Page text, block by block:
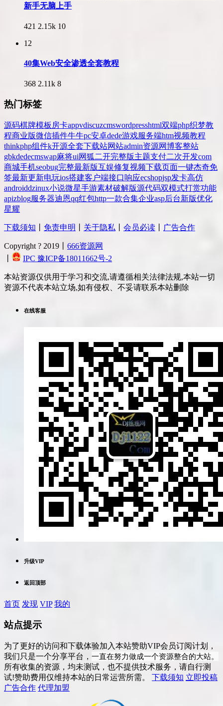
新手无脑上手
421 2.15k 10
12
40集Web安全渗透全套教程
368 2.11k 8
热门标签
源码棋牌模板 房卡appvdiscuzcmswordpresshtml双端php织梦教
程商业版微信插件牛牛pc安卓dede游戏服务端htm视频教程
thinkphp组件k开源全套下载站网站admin资源网博客整站
gbkdedecmswap麻将ui网狐 二开完整版主题支付二次开发com
商城手机seobug完整最新版互娱修复视频下载页面一键杰奇免
签最新更新电玩ios搭建客户端接口响应ecshopjsp发卡高仿
androiddzinux小说微星手游素材破解版源代码双模式打赏功能
apizblog服务器迪恩qq红包http一款合集企业asp后台新版优化
星耀
下载须知 免责申明 关于隐私 会员必读 广告合作
Copyright ? 2019丨 666资源网
IPC 豫ICP备18011662号-2
本站资源仅供用于学习和交流,请遵循相关法律法规,本站一切
资源不代表本站立场,如有侵权、不妥请联系本站删除
在线客服
升级VIP
返回顶部
首页 发现 VIP 我的
站点提示
为了更好的访问和下载体验加入本站赞助VIP会员订阅计划，
我们只是一个分享平台， 一直在努力做成一个资源整合的大站。
所有收集的资源，均未测试，也不提供技术服务，请自行测
试!赞助费用仅维持本站的日常运营所需。 下载须知 立即投稿
广告合作 代理加盟